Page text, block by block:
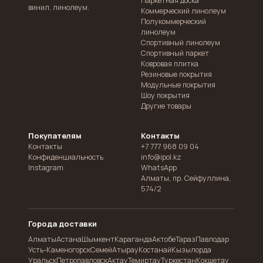
винил, линолеум.
Коммерческий линолеум
Полукоммерческий
линолеум
Спортивный линолеум
Спортивный паркет
Ковровая плитка
Резиновые покрытия
Модульные покрытия
Шоу покрытия
Другие товары
Покупателям
Контакты
Конфиденциальность
Instagram
Контакты
+7 777 968 09 04
info@ipol.kz
WhatsApp
Алматы, пр. Сейфуллина,
574/2
Города доставки
АлматыАстанаШымкентКарагандаАктобеТаразПавлодар
Усть-КаменогорскСемейАтырауКостанайКызылорда
УральскПетропавловскАктауТемиртауТуркестанКокшетау